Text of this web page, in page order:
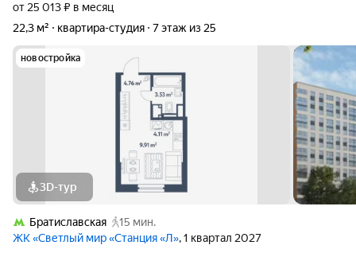
от 25 013 ₽ в месяц
22,3 м²
квартира-студия 7 этаж из 25
новостройка
3D-тур
Братиславская
15 мин.
ЖК «Светлый мир «Станция «Л», 1 квартал 2027